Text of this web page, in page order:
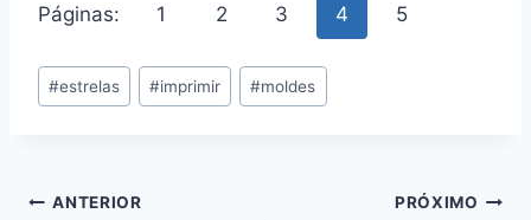
Páginas: 1 2 3 4 5
Tags
do
#estrelas #imprimir #moldes
Navegação
ANTERIOR PRÓXIMO